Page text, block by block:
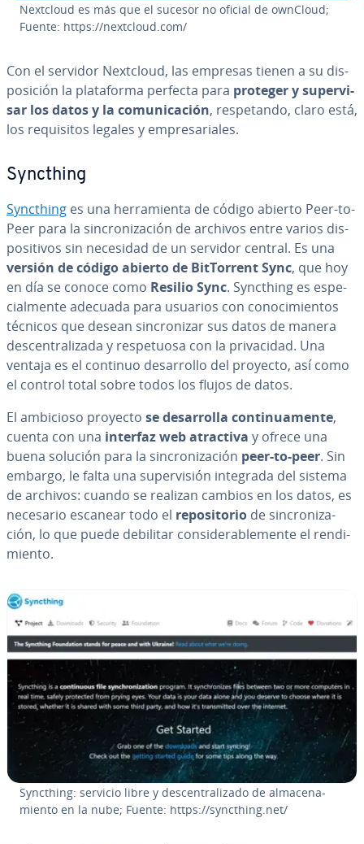
Nextcloud es más que el sucesor no oficial de ownCloud;
Fuente: https://nextcloud.com/
Con el servidor Nextcloud, las empresas tienen a su di­s­
po­si­ción la pla­ta­fo­r­ma perfecta para proteger y su­pe­r­vi­
sar los datos y la co­mu­ni­ca­ción, re­s­pe­ta­n­do, claro está,
los re­qui­si­tos legales y em­pre­sa­ria­les.
Syncthing
Syncthing es una he­rra­mie­n­ta de código abierto Peer-to-
Peer para la si­n­cro­ni­za­ción de archivos entre varios di­s­
po­si­ti­vos sin necesidad de un servidor central. Es una
versión de código abierto de Bi­t­To­rre­nt Sync, que hoy
en día se conoce como Resilio Sync. Syncthing es es­pe­
cia­l­me­n­te adecuada para usuarios con co­no­ci­mie­n­tos
técnicos que desean si­n­cro­ni­zar sus datos de manera
de­s­ce­n­tra­li­za­da y re­s­pe­tuo­sa con la pri­va­ci­dad. Una
ventaja es el continuo de­sa­rro­llo del proyecto, así como
el control total sobre todos los flujos de datos.
El ambicioso proyecto se de­sa­rro­lla co­n­ti­nua­me­n­te,
cuenta con una interfaz web atractiva y ofrece una
buena solución para la si­n­cro­ni­za­ción peer-to-peer. Sin
embargo, le falta una su­pe­r­vi­sión integrada del sistema
de archivos: cuando se realizan cambios en los datos, es
necesario escanear todo el re­po­si­to­rio de si­n­cro­ni­za­
ción, lo que puede debilitar co­n­si­de­ra­ble­me­n­te el re­n­di­
mie­n­to.
Syncthing: servicio libre y de­s­ce­n­tra­li­za­do de al­ma­ce­na­
mie­n­to en la nube; Fuente: https://syncthing.net/